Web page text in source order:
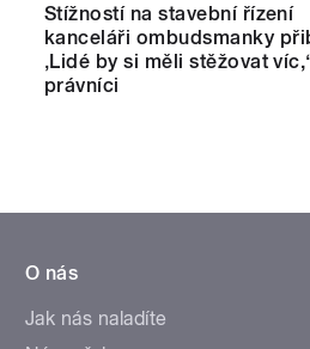
Stížností na stavební řízení
kanceláři ombudsmanky
‚Lidé by si měli stěžovat
právníci
O nás
Jak nás naladíte